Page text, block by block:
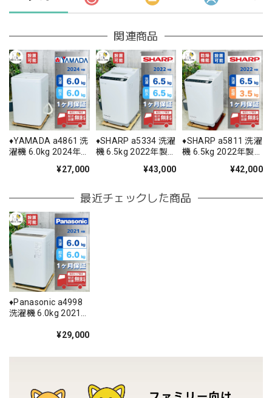
関連商品
♦️YAMADA a4861 洗
濯機 6.0kg 2024年
¥27,000
♦️SHARP a5334 洗濯
機 6.5kg 2022年製
¥43,000
♦️SHARP a5811 洗濯
機 6.5kg 2022年製
¥42,000
最近チェックした商品
♦️Panasonic a4998
洗濯機 6.0kg 2021
¥29,000